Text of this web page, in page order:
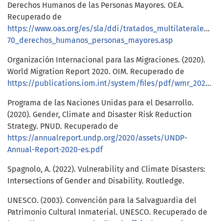
Derechos Humanos de las Personas Mayores. OEA.
Recuperado de
https://www.oas.org/es/sla/ddi/
70_derechos_humanos_personas_mayores.asp
Organización Internacional para las Migraciones. (2020).
World Migration Report 2020. OIM. Recuperado de
https://publications.iom.int/system/files/pdf/wmr_2020_es.pdf
Programa de las Naciones Unidas para el Desarrollo.
(2020). Gender, Climate and Disaster Risk Reduction
Strategy. PNUD. Recuperado de
https://annualreport.undp.org/2020/assets/UNDP-
Annual-Report-2020-es.pdf
Spagnolo, A. (2022). Vulnerability and Climate Disasters:
Intersections of Gender and Disability. Routledge.
UNESCO. (2003). Convención para la Salvaguardia del
Patrimonio Cultural Inmaterial. UNESCO. Recuperado de